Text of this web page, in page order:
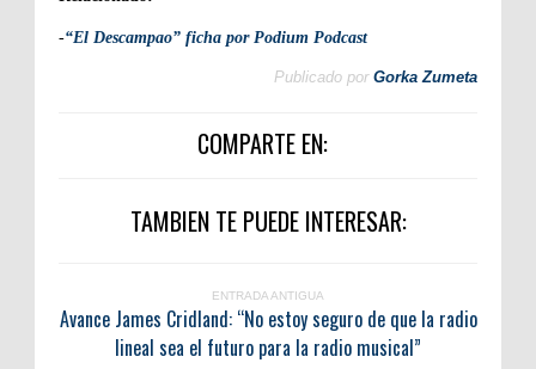
-“El Descampao” ficha por Podium Podcast
Publicado por Gorka Zumeta
COMPARTE EN:
TAMBIEN TE PUEDE INTERESAR:
ENTRADA ANTIGUA
Avance James Cridland: “No estoy seguro de que la radio
lineal sea el futuro para la radio musical”